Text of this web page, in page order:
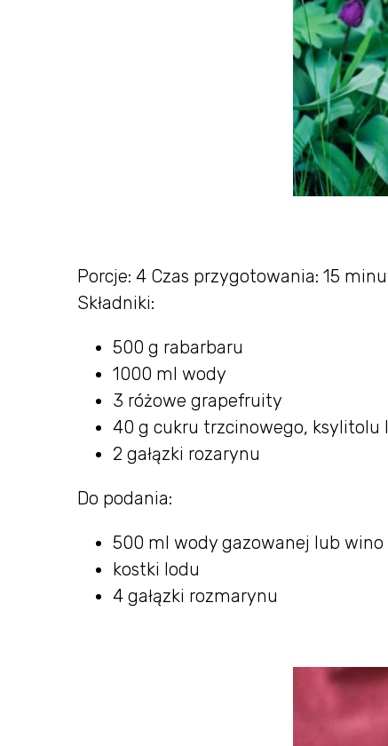
Porcje: 4 Czas przygotowania: 15
Składniki:
500 g rabarbaru
1000 ml wody
3 różowe grapefruity
40 g cukru trzcinowego, ksylitolu
2 gałązki rozarynu
Do podania:
500 ml wody gazowanej lub wino
kostki lodu
4 gałązki rozmarynu